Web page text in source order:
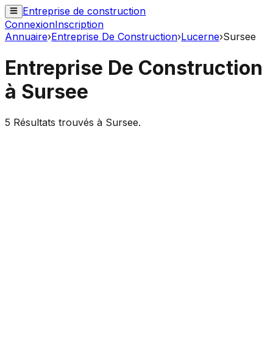
Entreprise de construction
ConnexionInscription
Annuaire›Entreprise De Construction›Lucerne›Sursee
Entreprise De Construction
à Sursee
5 Résultats trouvés à Sursee.